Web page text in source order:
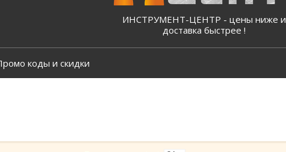
ИНСТРУМЕНТ-ЦЕНТР - цены ниже и
доставка быстрее !
коды и скидки